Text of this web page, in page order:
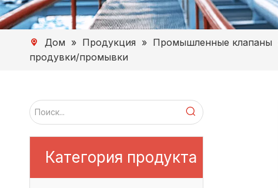
Дом » Продукция » Промышленные клапаны
продувки/промывки
Категория продукта